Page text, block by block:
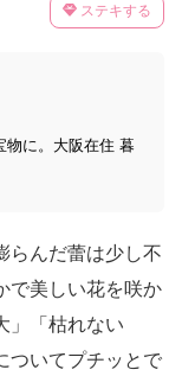
ステキする
物に。大阪在住 暮
らんだ蕾は少し不
で美しい花を咲か
」「枯れない
ついてプチッとで